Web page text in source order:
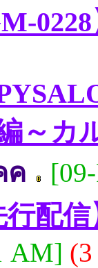
～カ
ค
行配
AM]